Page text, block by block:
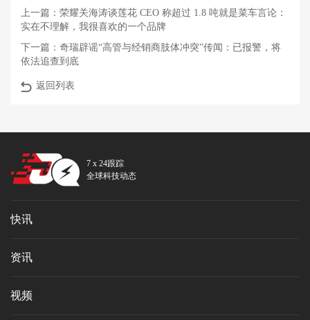
上一篇： 荣耀关海涛谈莲花 CEO 称超过 1.8 吨就是菜车言论：
实在不理解，我很喜欢的一个品牌
下一篇： 奇瑞辟谣“高管与经销商肢体冲突”传闻：已报警，将
依法追查到底
返回列表
7 x 24跟踪
全球科技动态
快讯
资讯
视频